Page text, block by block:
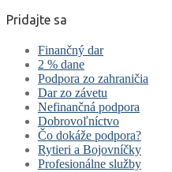
Pridajte sa
Finančný dar
2 % dane
Podpora zo zahraničia
Dar zo závetu
Nefinančná podpora
Dobrovoľníctvo
Čo dokáže podpora?
Rytieri a Bojovníčky
Profesionálne služby